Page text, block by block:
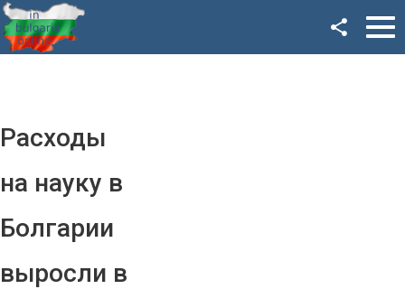
Расходы
на науку в
Болгарии
выросли в